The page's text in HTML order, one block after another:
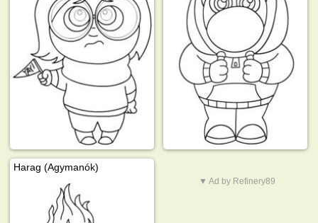
Harag (Agymanók)
▼ Ad by Refinery89